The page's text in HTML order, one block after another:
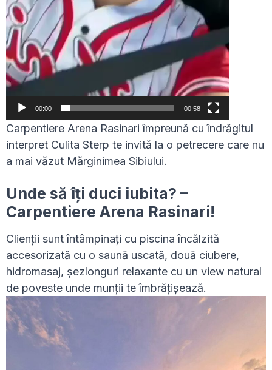
00:00 00:58
Carpentiere Arena Rasinari împreună cu îndrăgitul
interpret Culita Sterp te invită la o petrecere care nu
a mai văzut Mărginimea Sibiului.
Unde să îți duci iubita? –
Carpentiere Arena Rasinari!
Clienții sunt întâmpinați cu piscina încălzită
accesorizată cu o saună uscată, două ciubere,
hidromasaj, șezlonguri relaxante cu un view natural
de poveste unde munții te îmbrățișează.